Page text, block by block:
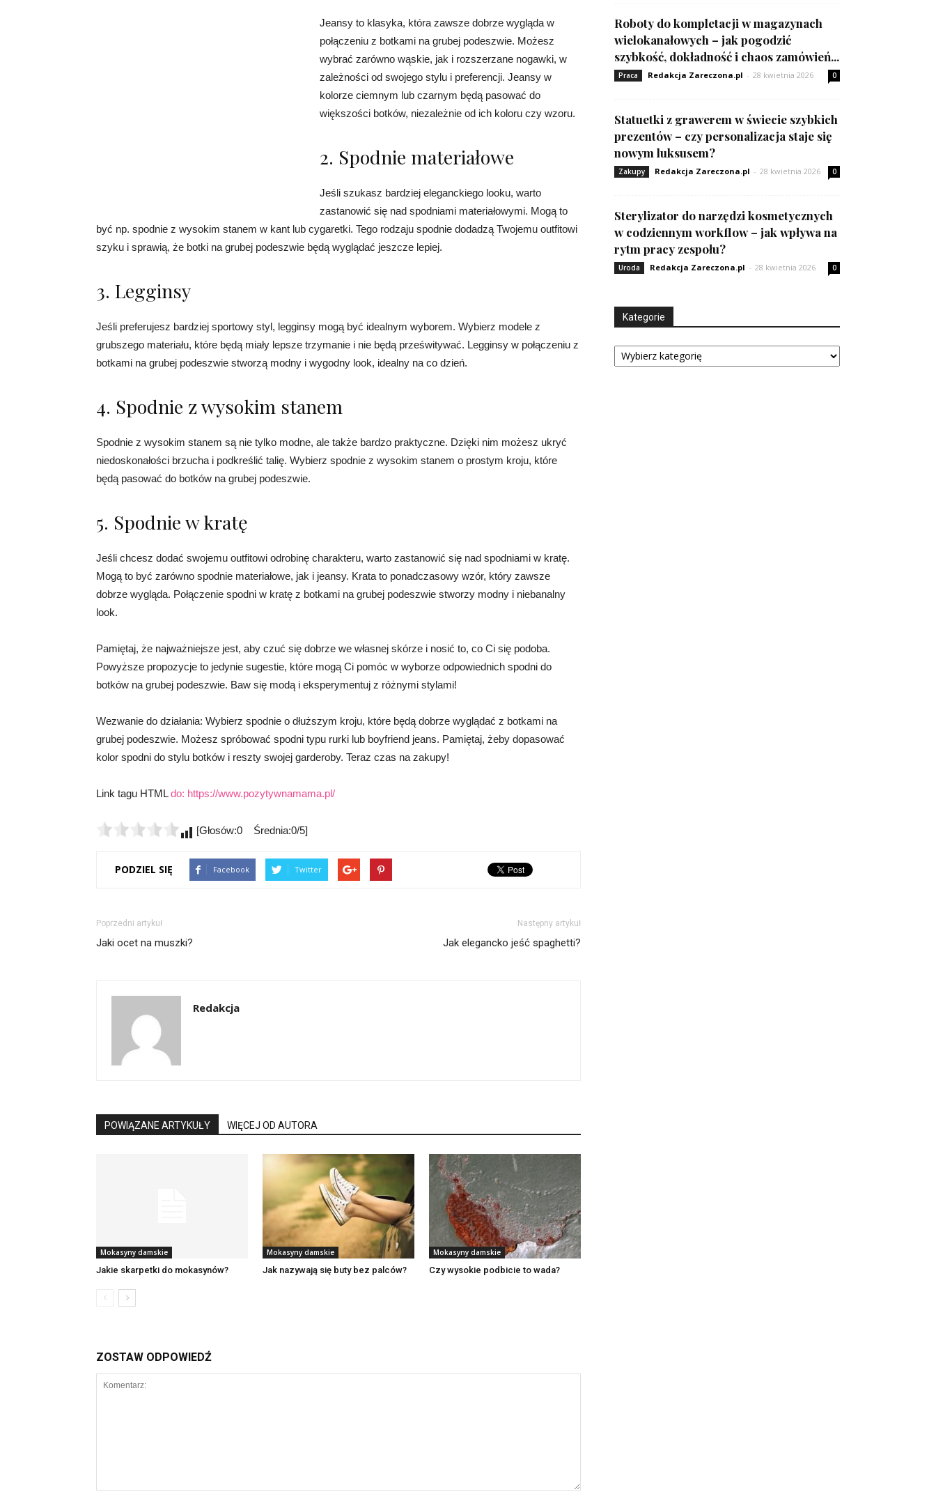
Jeansy to klasyka, która zawsze dobrze wygląda w
połączeniu z botkami na grubej podeszwie. Możesz
wybrać zarówno wąskie, jak i rozszerzane nogawki, w
zależności od swojego stylu i preferencji. Jeansy w
kolorze ciemnym lub czarnym będą pasować do
większości botków, niezależnie od ich koloru czy wzoru.
2. Spodnie materiałowe
Jeśli szukasz bardziej eleganckiego looku, warto
zastanowić się nad spodniami materiałowymi. Mogą to
być np. spodnie z wysokim stanem w kant lub cygaretki. Tego rodzaju spodnie dodadzą Twojemu outfitowi
szyku i sprawią, że botki na grubej podeszwie będą wyglądać jeszcze lepiej.
3. Legginsy
Jeśli preferujesz bardziej sportowy styl, legginsy mogą być idealnym wyborem. Wybierz modele z
grubszego materiału, które będą miały lepsze trzymanie i nie będą prześwitywać. Legginsy w połączeniu z
botkami na grubej podeszwie stworzą modny i wygodny look, idealny na co dzień.
4. Spodnie z wysokim stanem
Spodnie z wysokim stanem są nie tylko modne, ale także bardzo praktyczne. Dzięki nim możesz ukryć
niedoskonałości brzucha i podkreślić talię. Wybierz spodnie z wysokim stanem o prostym kroju, które
będą pasować do botków na grubej podeszwie.
5. Spodnie w kratę
Jeśli chcesz dodać swojemu outfitowi odrobinę charakteru, warto zastanowić się nad spodniami w kratę.
Mogą to być zarówno spodnie materiałowe, jak i jeansy. Krata to ponadczasowy wzór, który zawsze
dobrze wygląda. Połączenie spodni w kratę z botkami na grubej podeszwie stworzy modny i niebanalny
look.
Pamiętaj, że najważniejsze jest, aby czuć się dobrze we własnej skórze i nosić to, co Ci się podoba.
Powyższe propozycje to jedynie sugestie, które mogą Ci pomóc w wyborze odpowiednich spodni do
botków na grubej podeszwie. Baw się modą i eksperymentuj z różnymi stylami!
Wezwanie do działania: Wybierz spodnie o dłuższym kroju, które będą dobrze wyglądać z botkami na
grubej podeszwie. Możesz spróbować spodni typu rurki lub boyfriend jeans. Pamiętaj, żeby dopasować
kolor spodni do stylu botków i reszty swojej garderoby. Teraz czas na zakupy!
Link tagu HTMLdo: https://www.pozytywnamama.pl/
[Głosów:0 Średnia:0/5]
PODZIEL SIĘ Facebook Twitter
Poprzedni artykuł
Jaki ocet na muszki?
Następny artykuł
Jak elegancko jeść spaghetti?
Redakcja
POWIĄZANE ARTYKUŁY WIĘCEJ OD AUTORA
Mokasyny damskie
Jakie skarpetki do mokasynów?
Mokasyny damskie
Jak nazywają się buty bez palców?
Mokasyny damskie
Czy wysokie podbicie to wada?
ZOSTAW ODPOWIEDŹ
Roboty do kompletacji w magazynach
wielokanałowych – jak pogodzić
szybkość, dokładność i chaos zamówień...
Praca Redakcja Zareczona.pl - 28 kwietnia 2026 0
Statuetki z grawerem w świecie szybkich
prezentów – czy personalizacja staje się
nowym luksusem?
Zakupy Redakcja Zareczona.pl - 28 kwietnia 2026 0
Sterylizator do narzędzi kosmetycznych
w codziennym workflow – jak wpływa na
rytm pracy zespołu?
Uroda Redakcja Zareczona.pl - 28 kwietnia 2026 0
Kategorie
Kategorie